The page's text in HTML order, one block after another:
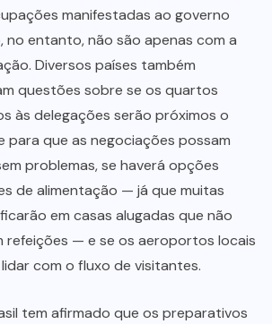
manifestadas ao governo
no entanto, não são apenas com a
Diversos países também
questões sobre se os quartos
às delegações serão próximos o
para que as negociações possam
problemas, se haverá opções
de alimentação — já que muitas
em casas alugadas que não
refeições — e se os aeroportos locais
com o fluxo de visitantes.
tem afirmado que os preparativos